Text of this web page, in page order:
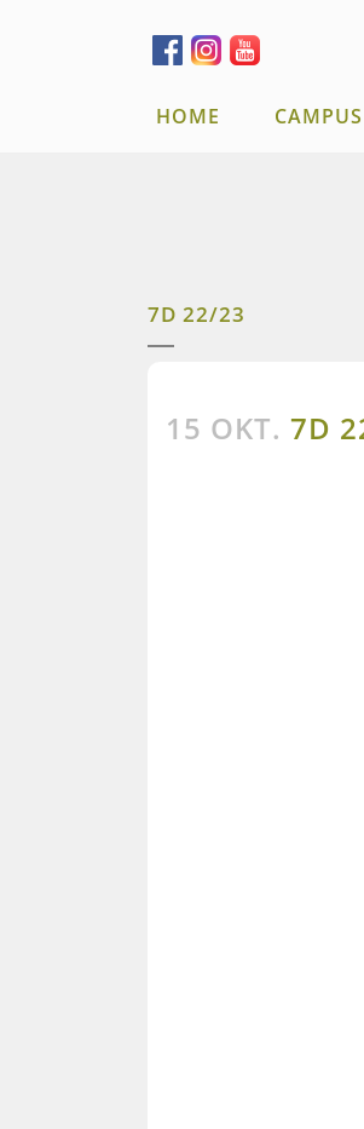
HOME CAMPUS
7D 22/23
15 OKT. 7D